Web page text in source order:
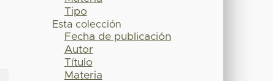
Tipo
Esta colección
Fecha de publicación
Autor
Título
Materia